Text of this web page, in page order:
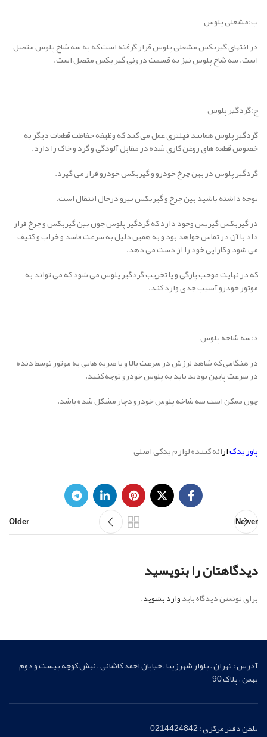
ب:مشعلی پلوس
در انتهای گیربکس مشعلی پلوس قرار گرفته است که به سه شاخ پلوس متصل
است. سه شاخ پلوس نیز به قسمت درونی گیر بکس متصل است.
ج:گردگیر پلوس
گردگیر پلوس همانند فیلتری عمل می کند که وظیفه حفاظت قطعات دیگر به
خصوص قطعه های روغن کاری شده در مقابل آلودگی و گرد و خاک را دارد.
گردگیر پلوس در بین چرخ خودرو و گیربکس خودرو قرار می گیرد.
توجه داشته باشید بین چرخ و گیربکس نیرو درحال انتقال است.
در گیربکس گیریس وجود دارد که گردگیر پلوس چون بین گیربکس و چرخ قرار
داد با آن در تماس خواهد بود و به همین دلیل به سرعت فاسد و خراب و کثیف
می شود و کارایی خود را از دست می دهد.
که در نهایت موجب پارگی و یا تخریب گردگیر پلوس می شود که می تواند به
موتور خودرو آسیب جدی وارد کند.
د:سه شاخه پلوس
در هنگامی که شاهد لرزش در سرعت بالا و یا ضربه هایی به موتور توسط دنده
در سرعت پایین بودید باید به پلوس خودرو توجه کنید.
چون ممکن است سه شاخه پلوس خودرو دچار مشکل شده باشد.
پاور یدکارائه کننده لوازم یدکی اصلی
Newer
Older
دیدگاهتان را بنویسید
برای نوشتن دیدگاه بایدوارد بشوید.
آدرس : تهران ، بلوار شهرزیبا ، خیابان احمد کاشانی ، نبش کوچه بیست و دوم
بهمن ، پلاک 90
تلفن دفتر مرکزی : 0214424842